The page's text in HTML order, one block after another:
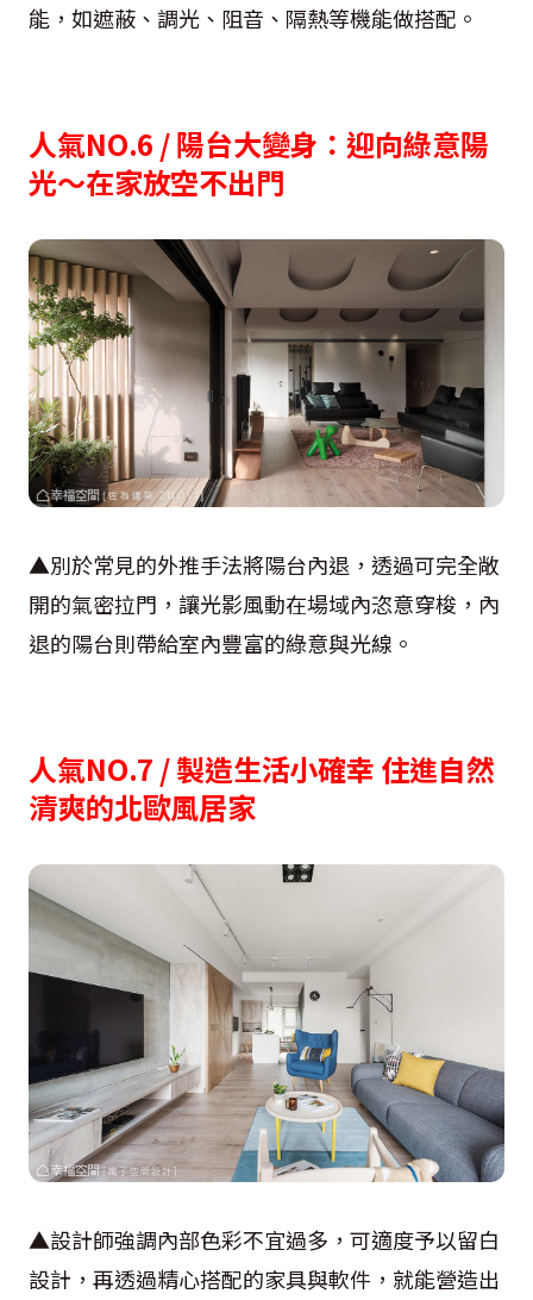
能，如遮蔽、調光、阻音、隔熱等機能做搭配。
人氣NO.6 /陽台大變身：迎向綠意陽
光〜在家放空不出門
▲別於常見的外推手法將陽台內退，透過可完全敞
開的氣密拉門，讓光影風動在場域內恣意穿梭，內
退的陽台則帶給室內豐富的綠意與光線。
人氣NO.7 / 製造生活小確幸 住進自然
清爽的北歐風居家
▲設計師強調內部色彩不宜過多，可適度予以留白
設計，再透過精心搭配的家具與軟件，就能營造出